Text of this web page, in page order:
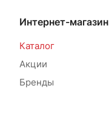
Интернет-магазин
Каталог
Акции
Бренды